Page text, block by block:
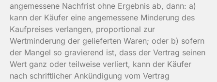
angemessene Nachfrist ohne Ergebnis ab, dann: a)
kann der Käufer eine angemessene Minderung des
Kaufpreises verlangen, proportional zur
Wertminderung der gelieferten Waren; oder b) sofern
der Mangel so gravierend ist, dass der Vertrag seinen
Wert ganz oder teilweise verliert, kann der Käufer
nach schriftlicher Ankündigung vom Vertrag